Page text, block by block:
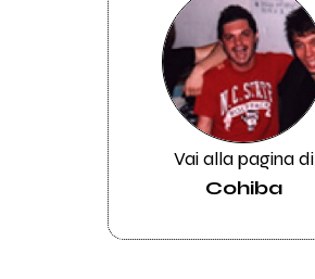
Vai alla pagina di
Cohiba